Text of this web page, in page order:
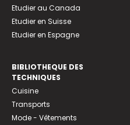
Etudier au Canada
Etudier en Suisse
Etudier en Espagne
BIBLIOTHEQUE DES
TECHNIQUES
Cuisine
Transports
Mode - Vêtements